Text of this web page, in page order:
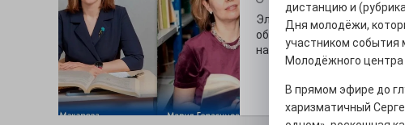
Электросталь давно
образования. В очередной
наши педагоги.
дистанцию и
Дня молодёжи,
участником события
Молодёжного центра
В прямом эфире до
харизматичный